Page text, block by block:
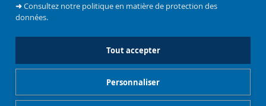
➜Consultez notre politique en matière de protection des
données.
Tout accepter
Personnaliser
l'Université
Bruxelles Contacts Emploi
Mentions légales Gestionnaire de cookies